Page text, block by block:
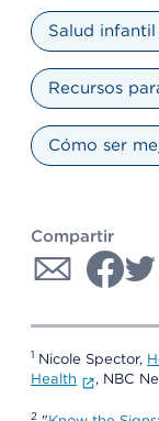
Salud
Recursos
Cómo ser
Compartir
1 Nicole Spector,
Health
, NBC
2